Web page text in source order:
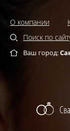
О компании
Поиск по
Ваш город: